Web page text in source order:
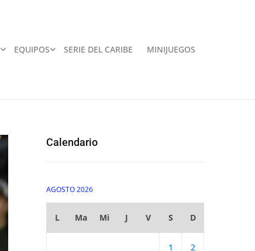
EQUIPOS SERIE DEL CARIBE MINIJUEGOS
Calendario
AGOSTO 2026
L Ma Mi J V S D
1 2